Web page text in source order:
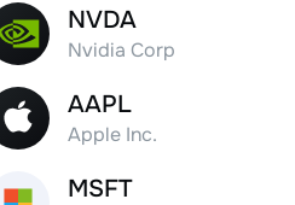
NVDA
Nvidia Corp
AAPL
Apple Inc.
MSFT